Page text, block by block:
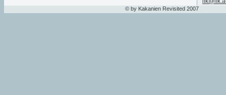
© by Kakanien Revisited 2007